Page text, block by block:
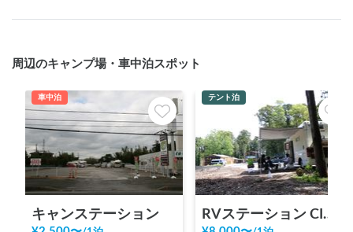
周辺のキャンプ場・車中泊スポット
車中泊
キャンステーション
テント泊
RVステーション CIMAX×東京バギー村